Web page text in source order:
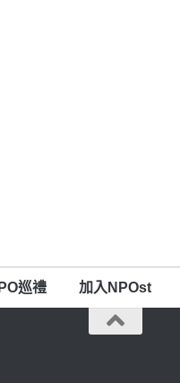
巡禮 加入NPOst